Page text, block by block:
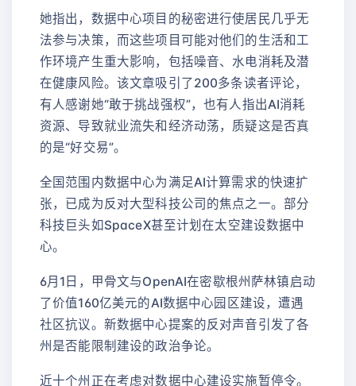
她指出，数据中心项目的秘密进行使居民几乎无
法参与决策，而这些项目可能对他们的生活和工
作环境产生重大影响，包括噪音、水电消耗及潜
在健康风险。该文章吸引了200多条读者评论，
有人感谢她“敢于挑战强权”，也有人指出AI消耗
资源、导致就业流失和经济动荡，质疑这是否真
的是“好交易”。
全国范围内数据中心为满足AI计算需求的快速扩
张，已成为反对大型科技公司的焦点之一。部分
科技巨头如SpaceX甚至计划在太空建设数据中
心。
6月1日，甲骨文与OpenAI在密歇根州萨林镇启动
了价值160亿美元的AI数据中心园区建设，遭遇
社区抗议。新数据中心提案的反对声音引发了各
州是否能限制建设的政治争论。
近十个州正在考虑对数据中心建设实施暂停令。